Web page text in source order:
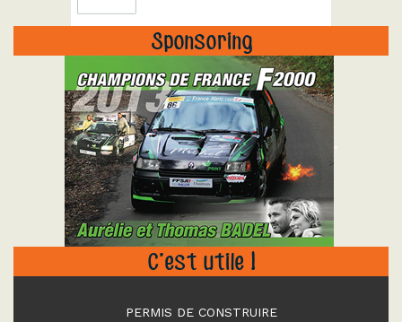
Sponsoring
"
C’est utile !
PERMIS DE CONSTRUIRE